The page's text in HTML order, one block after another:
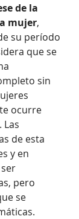
de la
mujer,
su período
que se
sin
ocurre
. Las
de esta
y en
pero
se